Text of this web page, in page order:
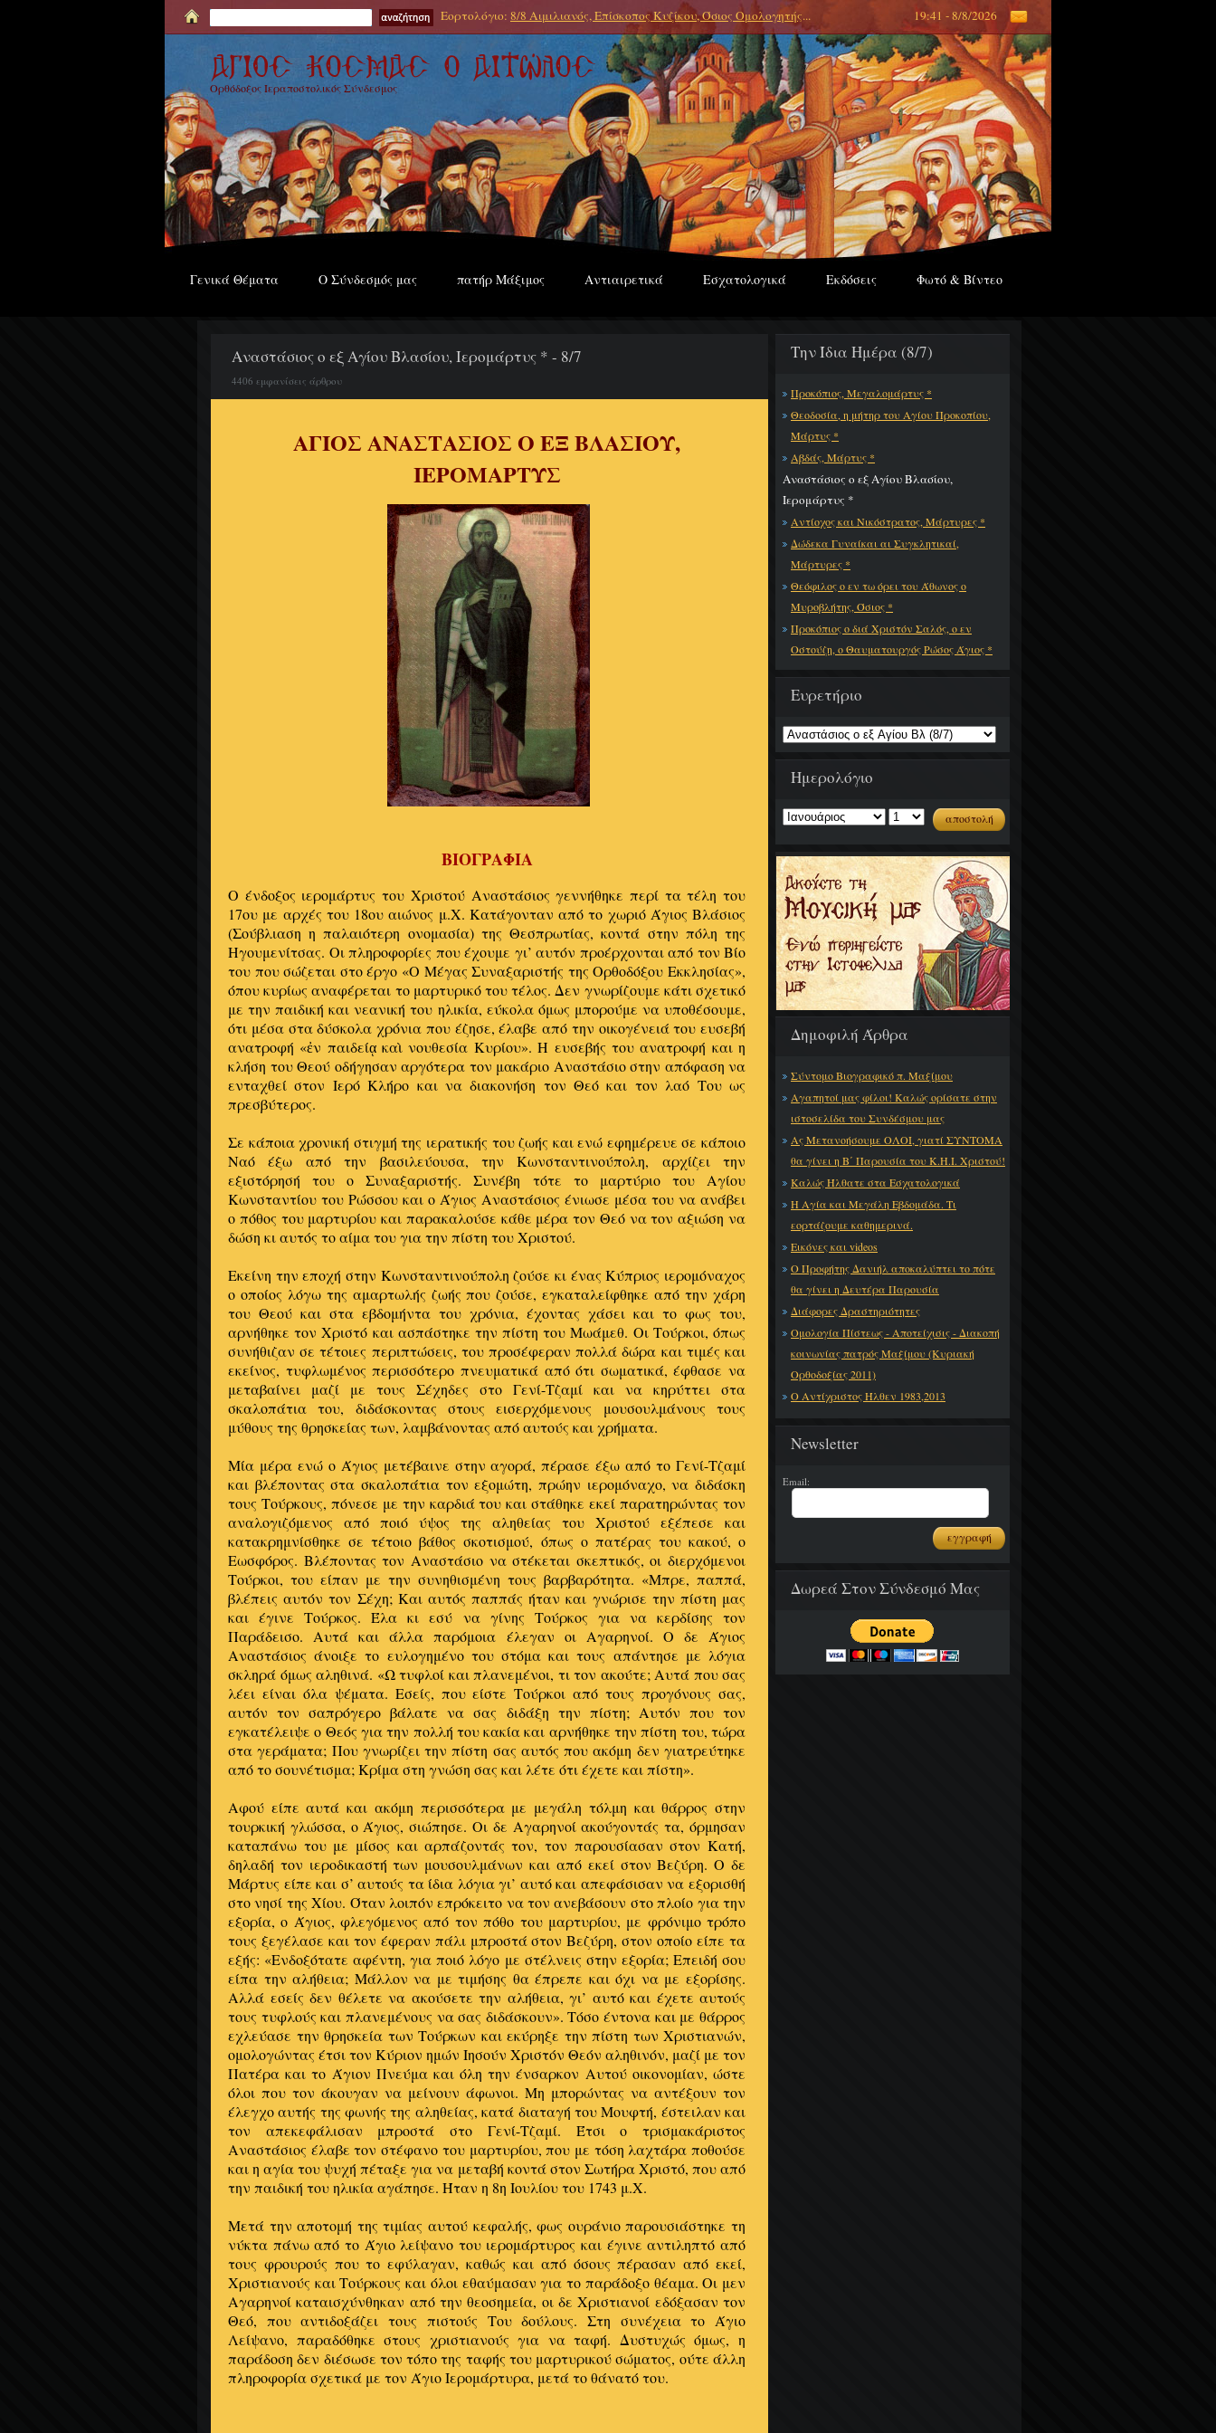
Εορτολόγιο: 8/8 Αιμιλιανός, Επίσκοπος Κυζίκου, Όσιος Ομολογητής... 19:41 - 8/8/2026
Ορθόδοξος Ιεραποστολικός Σύνδεσμος
Γενικά Θέματα Ο Σύνδεσμός μας πατήρ Μάξιμος Αντιαιρετικά Εσχατολογικά Εκδόσεις Φωτό & Βίντεο
Την Ίδια Ημέρα (8/7)
Προκόπιος, Μεγαλομάρτυς *
Θεοδοσία, η μήτηρ του Αγίου Προκοπίου,
Μάρτυς *
Αβδάς, Μάρτυς *
Αναστάσιος ο εξ Αγίου Βλασίου,
Ιερομάρτυς *
Αντίοχος και Νικόστρατος, Μάρτυρες *
Δώδεκα Γυναίκαι αι Συγκλητικαί,
Μάρτυρες *
Θεόφιλος ο εν τω όρει του Άθωνος ο
Μυροβλήτης, Όσιος *
Προκόπιος ο διά Χριστόν Σαλός, ο εν
Οστούζη, ο Θαυματουργός Ρώσος Άγιος *
Ευρετήριο
Ημερολόγιο
Δημοφιλή Άρθρα
Σύντομο Βιογραφικό π. Μαξίμου
Αγαπητοί μας φίλοι! Καλώς ορίσατε στην
ιστοσελίδα του Συνδέσμου μας
Ας Μετανοήσουμε ΟΛΟΙ, γιατί ΣΥΝΤΟΜΑ
θα γίνει η Β΄ Παρουσία του Κ.Η.Ι. Χριστού!
Καλώς Ήλθατε στα Εσχατολογικά
Η Αγία και Μεγάλη Εβδομάδα. Τι
εορτάζουμε καθημερινά.
Εικόνες και videos
Ο Προφήτης Δανιήλ αποκαλύπτει το πότε
θα γίνει η Δευτέρα Παρουσία
Διάφορες Δραστηριότητες
Ομολογία Πίστεως - Αποτείχισις - Διακοπή
κοινωνίας πατρός Μαξίμου (Κυριακή
Ορθοδοξίας 2011)
Ο Αντίχριστος Ήλθεν 1983,2013
Newsletter
Email:
Δωρεά Στον Σύνδεσμό Μας
Αναστάσιος ο εξ Αγίου Βλασίου, Ιερομάρτυς * - 8/7
4406 εμφανίσεις άρθρου
ΑΓΙΟΣ ΑΝΑΣΤΑΣΙΟΣ Ο ΕΞ ΒΛΑΣΙΟΥ,
ΙΕΡΟΜΑΡΤΥΣ
ΒΙΟΓΡΑΦΙΑ
Ο ένδοξος ιερομάρτυς του Χριστού Αναστάσιος γεννήθηκε περί τα τέλη του
17ου με αρχές του 18ου αιώνος μ.Χ. Κατάγονταν από το χωριό Άγιος Βλάσιος
(Σούβλιαση η παλαιότερη ονομασία) της Θεσπρωτίας, κοντά στην πόλη της
Ηγουμενίτσας. Οι πληροφορίες που έχουμε γι’ αυτόν προέρχονται από τον Βίο
του που σώζεται στο έργο «Ο Μέγας Συναξαριστής της Ορθοδόξου Εκκλησίας»,
όπου κυρίως αναφέρεται το μαρτυρικό του τέλος. Δεν γνωρίζουμε κάτι σχετικό
με την παιδική και νεανική του ηλικία, εύκολα όμως μπορούμε να υποθέσουμε,
ότι μέσα στα δύσκολα χρόνια που έζησε, έλαβε από την οικογένειά του ευσεβή
ανατροφή «ἐν παιδείᾳ καὶ νουθεσία Κυρίου». Η ευσεβής του ανατροφή και η
κλήση του Θεού οδήγησαν αργότερα τον μακάριο Αναστάσιο στην απόφαση να
ενταχθεί στον Ιερό Κλήρο και να διακονήση τον Θεό και τον λαό Του ως
πρεσβύτερος.
Σε κάποια χρονική στιγμή της ιερατικής του ζωής και ενώ εφημέρευε σε κάποιο
Ναό έξω από την βασιλεύουσα, την Κωνσταντινούπολη, αρχίζει την
εξιστόρησή του ο Συναξαριστής. Συνέβη τότε το μαρτύριο του Αγίου
Κωνσταντίου του Ρώσσου και ο Άγιος Αναστάσιος ένιωσε μέσα του να ανάβει
ο πόθος του μαρτυρίου και παρακαλούσε κάθε μέρα τον Θεό να τον αξιώση να
δώση κι αυτός το αίμα του για την πίστη του Χριστού.
Εκείνη την εποχή στην Κωνσταντινούπολη ζούσε κι ένας Κύπριος ιερομόναχος
ο οποίος λόγω της αμαρτωλής ζωής που ζούσε, εγκαταλείφθηκε από την χάρη
του Θεού και στα εβδομήντα του χρόνια, έχοντας χάσει και το φως του,
αρνήθηκε τον Χριστό και ασπάστηκε την πίστη του Μωάμεθ. Οι Τούρκοι, όπως
συνήθιζαν σε τέτοιες περιπτώσεις, του προσέφεραν πολλά δώρα και τιμές και
εκείνος, τυφλωμένος περισσότερο πνευματικά από ότι σωματικά, έφθασε να
μεταβαίνει μαζί με τους Σέχηδες στο Γενί-Τζαμί και να κηρύττει στα
σκαλοπάτια του, διδάσκοντας στους εισερχόμενους μουσουλμάνους τους
μύθους της θρησκείας των, λαμβάνοντας από αυτούς και χρήματα.
Μία μέρα ενώ ο Άγιος μετέβαινε στην αγορά, πέρασε έξω από το Γενί-Τζαμί
και βλέποντας στα σκαλοπάτια τον εξομώτη, πρώην ιερομόναχο, να διδάσκη
τους Τούρκους, πόνεσε με την καρδιά του και στάθηκε εκεί παρατηρώντας τον
αναλογιζόμενος από ποιό ύψος της αληθείας του Χριστού εξέπεσε και
κατακρημνίσθηκε σε τέτοιο βάθος σκοτισμού, όπως ο πατέρας του κακού, ο
Εωσφόρος. Βλέποντας τον Αναστάσιο να στέκεται σκεπτικός, οι διερχόμενοι
Τούρκοι, του είπαν με την συνηθισμένη τους βαρβαρότητα. «Μπρε, παππά,
βλέπεις αυτόν τον Σέχη; Και αυτός παππάς ήταν και γνώρισε την πίστη μας
και έγινε Τούρκος. Έλα κι εσύ να γίνης Τούρκος για να κερδίσης τον
Παράδεισο. Αυτά και άλλα παρόμοια έλεγαν οι Αγαρηνοί. Ο δε Άγιος
Αναστάσιος άνοιξε το ευλογημένο του στόμα και τους απάντησε με λόγια
σκληρά όμως αληθινά. «Ω τυφλοί και πλανεμένοι, τι τον ακούτε; Αυτά που σας
λέει είναι όλα ψέματα. Εσείς, που είστε Τούρκοι από τους προγόνους σας,
αυτόν τον σαπρόγερο βάλατε να σας διδάξη την πίστη; Αυτόν που τον
εγκατέλειψε ο Θεός για την πολλή του κακία και αρνήθηκε την πίστη του, τώρα
στα γεράματα; Που γνωρίζει την πίστη σας αυτός που ακόμη δεν γιατρεύτηκε
από το σουνέτισμα; Κρίμα στη γνώση σας και λέτε ότι έχετε και πίστη».
Αφού είπε αυτά και ακόμη περισσότερα με μεγάλη τόλμη και θάρρος στην
τουρκική γλώσσα, ο Άγιος, σιώπησε. Οι δε Αγαρηνοί ακούγοντάς τα, όρμησαν
καταπάνω του με μίσος και αρπάζοντάς τον, τον παρουσίασαν στον Κατή,
δηλαδή τον ιεροδικαστή των μουσουλμάνων και από εκεί στον Βεζύρη. Ο δε
Μάρτυς είπε και σ’ αυτούς τα ίδια λόγια γι’ αυτό και απεφάσισαν να εξορισθή
στο νησί της Χίου. Όταν λοιπόν επρόκειτο να τον ανεβάσουν στο πλοίο για την
εξορία, ο Άγιος, φλεγόμενος από τον πόθο του μαρτυρίου, με φρόνιμο τρόπο
τους ξεγέλασε και τον έφεραν πάλι μπροστά στον Βεζύρη, στον οποίο είπε τα
εξής: «Ενδοξότατε αφέντη, για ποιό λόγο με στέλνεις στην εξορία; Επειδή σου
είπα την αλήθεια; Μάλλον να με τιμήσης θα έπρεπε και όχι να με εξορίσης.
Αλλά εσείς δεν θέλετε να ακούσετε την αλήθεια, γι’ αυτό και έχετε αυτούς
τους τυφλούς και πλανεμένους να σας διδάσκουν». Τόσο έντονα και με θάρρος
εχλεύασε την θρησκεία των Τούρκων και εκύρηξε την πίστη των Χριστιανών,
ομολογώντας έτσι τον Κύριον ημών Ιησούν Χριστόν Θεόν αληθινόν, μαζί με τον
Πατέρα και το Άγιον Πνεύμα και όλη την ένσαρκον Αυτού οικονομίαν, ώστε
όλοι που τον άκουγαν να μείνουν άφωνοι. Μη μπορώντας να αντέξουν τον
έλεγχο αυτής της φωνής της αληθείας, κατά διαταγή του Μουφτή, έστειλαν και
τον απεκεφάλισαν μπροστά στο Γενί-Τζαμί. Έτσι ο τρισμακάριστος
Αναστάσιος έλαβε τον στέφανο του μαρτυρίου, που με τόση λαχτάρα ποθούσε
και η αγία του ψυχή πέταξε για να μεταβή κοντά στον Σωτήρα Χριστό, που από
την παιδική του ηλικία αγάπησε. Ήταν η 8η Ιουλίου του 1743 μ.Χ.
Μετά την αποτομή της τιμίας αυτού κεφαλής, φως ουράνιο παρουσιάστηκε τη
νύκτα πάνω από το Άγιο λείψανο του ιερομάρτυρος και έγινε αντιληπτό από
τους φρουρούς που το εφύλαγαν, καθώς και από όσους πέρασαν από εκεί,
Χριστιανούς και Τούρκους και όλοι εθαύμασαν για το παράδοξο θέαμα. Οι μεν
Αγαρηνοί καταισχύνθηκαν από την θεοσημεία, οι δε Χριστιανοί εδόξασαν τον
Θεό, που αντιδοξάζει τους πιστούς Του δούλους. Στη συνέχεια το Άγιο
Λείψανο, παραδόθηκε στους χριστιανούς για να ταφή. Δυστυχώς όμως, η
παράδοση δεν διέσωσε τον τόπο της ταφής του μαρτυρικού σώματος, ούτε άλλη
πληροφορία σχετικά με τον Άγιο Ιερομάρτυρα, μετά το θάνατό του.